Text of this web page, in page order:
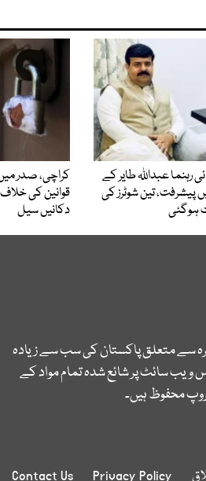
رہنما عبداللہ طایر کے
پیشرفت، تین شوٹرز کی
ہوگئی
کراچی، صدر
دکانیں سیل
سے متعلق پاکستان کی سب سے زیادہ
سائٹ پر شائع شدہ تمام مواد کے
محفوظ ہیں۔
Privacy Policy
Contact Us